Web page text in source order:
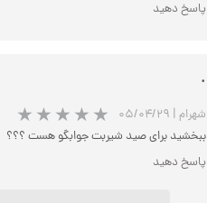
پاسخ دهید
.
شهرام | ۰۵/۰۴/۲۹
ببخشید برای صید شیربت جوابگو هست ؟؟؟
پاسخ دهید